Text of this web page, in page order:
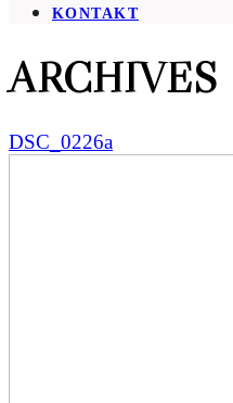
KONTAKT
ARCHIVES
DSC_0226a